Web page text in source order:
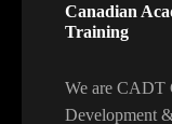
Canadian
Training
We are CADT
Development